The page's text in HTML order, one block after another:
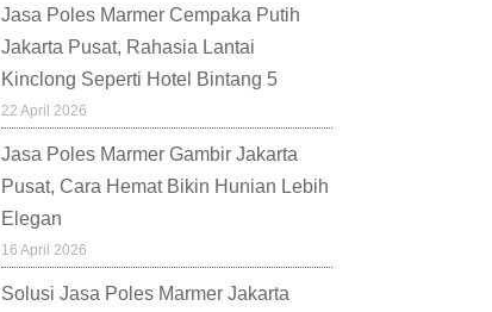
Jasa Poles Marmer Cempaka Putih
Jakarta Pusat, Rahasia Lantai
Kinclong Seperti Hotel Bintang 5
22 April 2026
Jasa Poles Marmer Gambir Jakarta
Pusat, Cara Hemat Bikin Hunian Lebih
Elegan
16 April 2026
Solusi Jasa Poles Marmer Jakarta